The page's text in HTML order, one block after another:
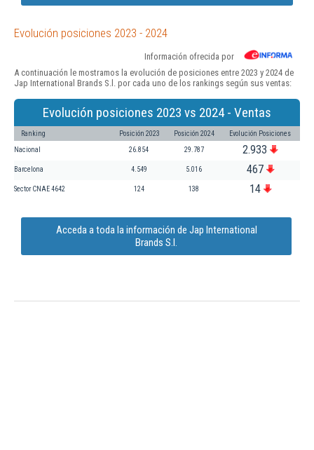
Evolución posiciones 2023 - 2024
Información ofrecida por
A continuación le mostramos la evolución de posiciones entre 2023 y 2024 de
Jap International Brands S.l. por cada uno de los rankings según sus ventas:
Evolución posiciones 2023 vs 2024 - Ventas
Ranking Posición 2023 Posición 2024 Evolución Posiciones
Nacional 26.854 29.787 2.933
Barcelona 4.549 5.016 467
Sector CNAE 4642 124 138 14
Acceda a toda la información de Jap International
Brands S.l.